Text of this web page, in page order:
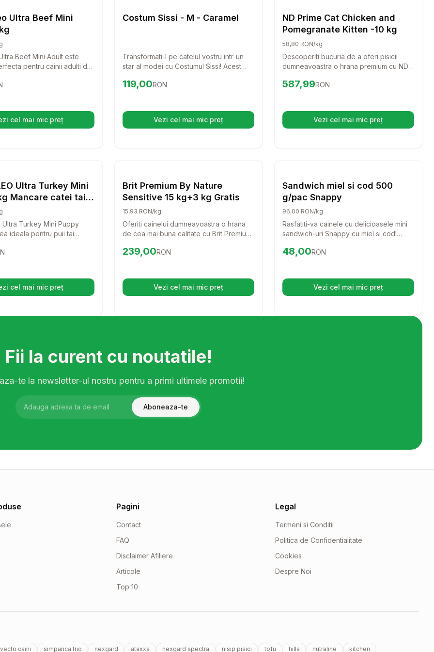
Ultra Beef Mini
Beef Mini Adult este
pentru cainii adulti de
de cea mai buna calitate,
tau patruped.
cel mai mic preț
(se deschide într-o filă nouă)
Costum Sissi - M - Caramel
Transformati-l pe catelul vostru intr-un
star al modei cu Costumul Sissi! Acest
stil chic, ideal pentru zilele racoroase.
Preț:119.00
119,00RON
Vezi cel mai mic preț(se deschide într-o filă nouă)
ND Prime Cat Chicken and
Pomegranate Kitten -10 kg
58,80 RON/kg
Descoperiti bucuria de a oferi pisicii
dumneavoastra o hrana premium cu ND
Kitten! Aceasta formula delicioasa,
dezvoltarea sanatoasa a puiului
dumneavoastra de pisica.
Preț: 587.99 RON
587,99RON
Vezi cel mai mic preț(se deschide într-o filă
Caini
Ultra Turkey Mini
Mancare catei taie
Ultra Turkey Mini Puppy
ideala pentru puii tai
aceasta mancare
puternic.
cel mai mic preț
(se deschide într-o filă nouă)
Brit Premium By Nature
Sensitive 15 kg+3 kg Gratis
15,93 RON/kg
Oferiti cainelui dumneavoastra o hrana
de cea mai buna calitate cu Brit Premium
delicioasa, bazata pe carne de somon,
digestie usoara si o blana stralucitoare.
Preț: 239.00 RON
239,00RON
Vezi cel mai mic preț(se deschide într-o filă nouă)
Sandwich miel si cod 500
g/pac Snappy
96,00 RON/kg
Rasfatiti-va cainele cu delicioasele mini
sandwich-uri Snappy cu miel si cod!
pentru orice rasa, oferind un gust
Preț:48.00
48,00RON
Vezi cel mai mic preț(se deschide într-o filă
Fii la curent cu noutatile!
te la newsletter-ul nostru pentru a primi ultimele promotii!
Aboneaza-te
Pagini
Contact
FAQ
Disclaimer Afiliere
Articole
Top 10
Legal
Termeni si Conditii
Politica de Confidentialitate
Cookies
Despre Noi
caini simparica trio nexgard ataxxa nexgard spectra nisip pisici tofu hills nutraline kitchen